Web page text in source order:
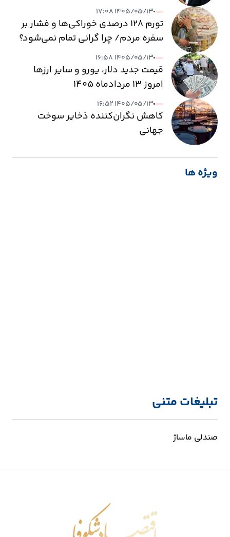
۱۴۰۵/۰۵/۱۳ ۱۷:۰۸
تورم ۱۲۸ درصدی خوراکی‌ها و فشار بر
سفره مردم/ چرا گرانی تمام نمی‌شود؟
۱۴۰۵/۰۵/۱۳ ۱۶:۵۸
قیمت جدید دلار، یورو و سایر ارزها
امروز ۱۳ مردادماه ۱۴۰۵
۱۴۰۵/۰۵/۱۳ ۱۶:۵۲
کاهش نگران‌کننده ذخایر سوخت
جهانی
ویژه ها
تبلیغات متنی
صندلی ماساژ
اقتصاد شکوفا